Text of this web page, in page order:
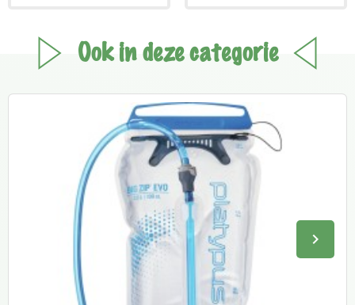
Ook in deze categorie
keyboard_arrow_right